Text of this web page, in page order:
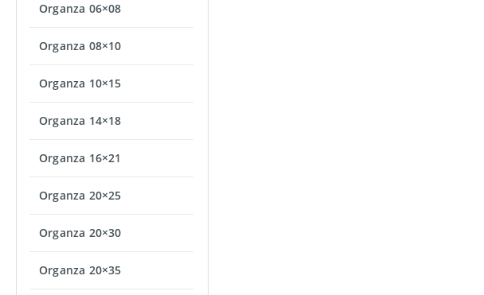
Organza 06×08
Organza 08×10
Organza 10×15
Organza 14×18
Organza 16×21
Organza 20×25
Organza 20×30
Organza 20×35